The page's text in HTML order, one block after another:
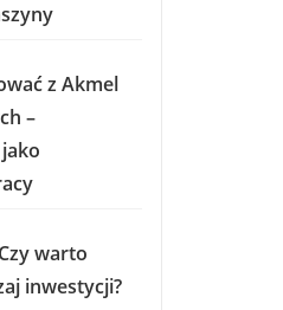
z Akmel
–
warto
inwestycji?